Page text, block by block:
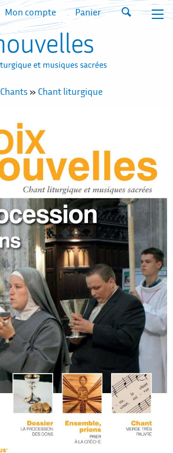
Mon compte Panier
Chants» Chant liturgique